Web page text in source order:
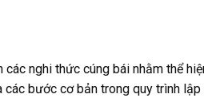
nghi thức cúng bái nhằm thể
bước cơ bản trong quy trình lập